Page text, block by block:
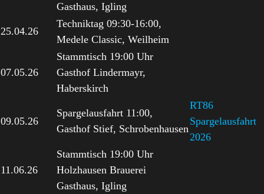
Gasthaus, Igling
25.04.26
Techniktag 09:30-16:00,
Medele Classic, Weilheim
07.05.26
Stammtisch 19:00 Uhr
Gasthof Lindermayr,
Haberskirch
09.05.26
Spargelausfahrt 11:00,
Gasthof Stief, Schrobenhausen
RT86
Spargelausfahrt
2026
11.06.26
Stammtisch 19:00 Uhr
Holzhausen Brauerei
Gasthaus, Igling